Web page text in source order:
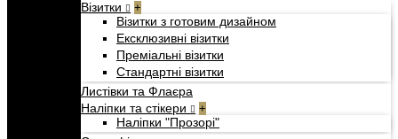
Візитки +
Візитки з готовим дизайном
Ексклюзивні візитки
Преміальні візитки
Стандартні візитки
Листівки та Флаєра
Наліпки та стікери
+
Наліпки "Прозорі"